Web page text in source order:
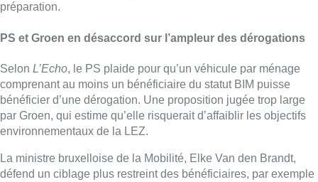
préparation.
PS et Groen en désaccord sur l’ampleur des dérogations
Selon L’Echo, le PS plaide pour qu’un véhicule par ménage
comprenant au moins un bénéficiaire du statut BIM puisse
bénéficier d’une dérogation. Une proposition jugée trop large
par Groen, qui estime qu’elle risquerait d’affaiblir les objectifs
environnementaux de la LEZ.
La ministre bruxelloise de la Mobilité, Elke Van den Brandt,
défend un ciblage plus restreint des bénéficiaires, par exemple